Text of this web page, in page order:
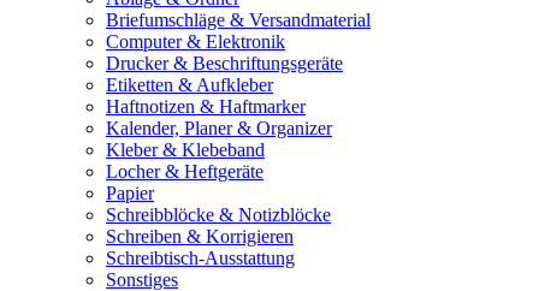
Briefumschläge & Versandmaterial
Computer & Elektronik
Drucker & Beschriftungsgeräte
Etiketten & Aufkleber
Haftnotizen & Haftmarker
Kalender, Planer & Organizer
Kleber & Klebeband
Locher & Heftgeräte
Papier
Schreibblöcke & Notizblöcke
Schreiben & Korrigieren
Schreibtisch-Ausstattung
Sonstiges